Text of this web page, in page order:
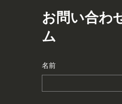
お問い合わ
ム
名前